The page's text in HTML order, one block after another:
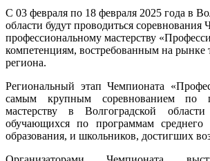
С 03 февраля по 18 февраля 2025 года в
области будут проводиться соревнования
профессиональному мастерству
компетенциям, востребованным на рынке
региона.
Региональный этап Чемпионата
самым крупным соревнованием по
мастерству в Волгоградской
обучающихся по программам среднего
образования, и школьников, достигших